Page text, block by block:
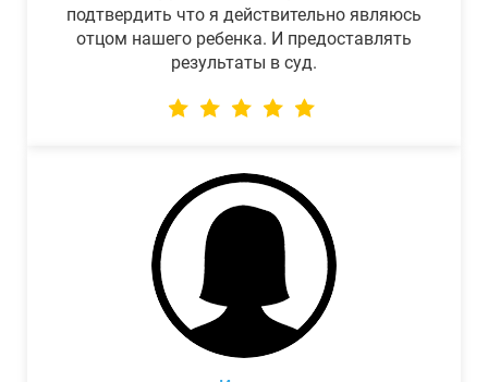
подтвердить что я действительно являюсь
отцом нашего ребенка. И предоставлять
результаты в суд.